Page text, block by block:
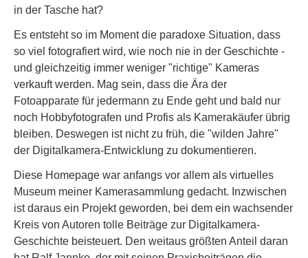
in der Tasche hat?
Es entsteht so im Moment die paradoxe Situation, dass
so viel fotografiert wird, wie noch nie in der Geschichte -
und gleichzeitig immer weniger "richtige" Kameras
verkauft werden. Mag sein, dass die Ära der
Fotoapparate für jedermann zu Ende geht und bald nur
noch Hobbyfotografen und Profis als Kamerakäufer übrig
bleiben. Deswegen ist nicht zu früh, die "wilden Jahre"
der Digitalkamera-Entwicklung zu dokumentieren.
Diese Homepage war anfangs vor allem als virtuelles
Museum meiner Kamerasammlung gedacht. Inzwischen
ist daraus ein Projekt geworden, bei dem ein wachsender
Kreis von Autoren tolle Beiträge zur Digitalkamera-
Geschichte beisteuert. Den weitaus größten Anteil daran